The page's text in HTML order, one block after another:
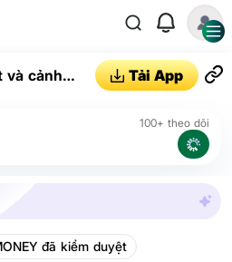
và cảnh
Tải App
100+ theo dõi
đã kiểm duyệt